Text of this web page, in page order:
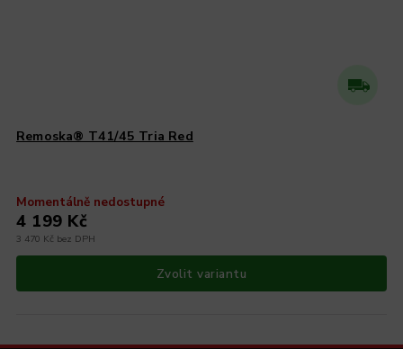
Remoska® T41/45 Tria Red
Momentálně nedostupné
3 470 Kč bez DPH
4 199 Kč
Zvolit variantu